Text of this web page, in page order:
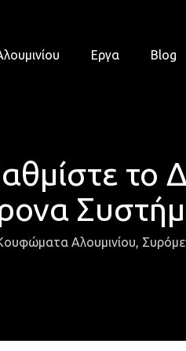
Εργα Blog
το
Αλουμινίου